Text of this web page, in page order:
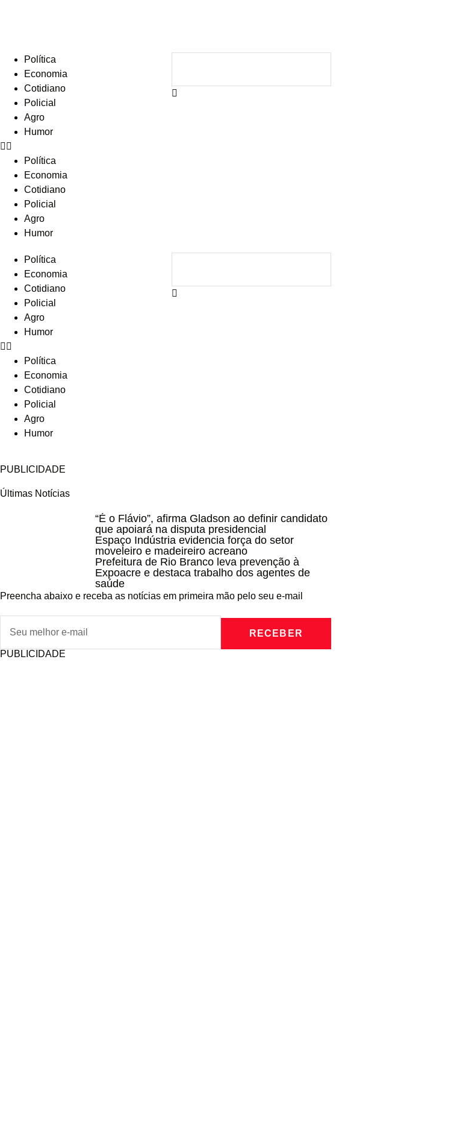
Política
Economia
Cotidiano
Policial
Agro
Humor
Política
Economia
Cotidiano
Policial
Agro
Humor
Política
Economia
Cotidiano
Policial
Agro
Humor
Política
Economia
Cotidiano
Policial
Agro
Humor
PUBLICIDADE
Últimas Notícias
“É o Flávio”, afirma Gladson ao definir candidato
que apoiará na disputa presidencial
Espaço Indústria evidencia força do setor
moveleiro e madeireiro acreano
Prefeitura de Rio Branco leva prevenção à
Expoacre e destaca trabalho dos agentes de
saúde
Preencha abaixo e receba as notícias em primeira mão pelo seu e-mail
RECEBER
PUBLICIDADE